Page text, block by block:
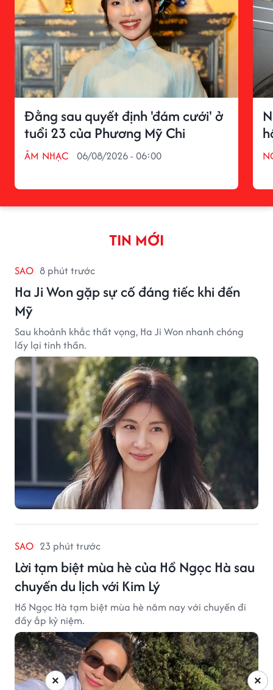
Đằng sau quyết định 'đám cưới' ở
tuổi 23 của Phương Mỹ Chi
ÂM NHẠC 06/08/2026 - 06:00
TIN MỚI
SAO 8 phút trước
Ha Ji Won gặp sự cố đáng tiếc khi đến
Mỹ
Sau khoảnh khắc thất vọng, Ha Ji Won nhanh chóng
lấy lại tinh thần.
SAO 23 phút trước
Lời tạm biệt mùa hè của Hồ Ngọc Hà sau
chuyến du lịch với Kim Lý
Hồ Ngọc Hà tạm biệt mùa hè năm nay với chuyến đi
đầy ắp kỷ niệm.
×
×